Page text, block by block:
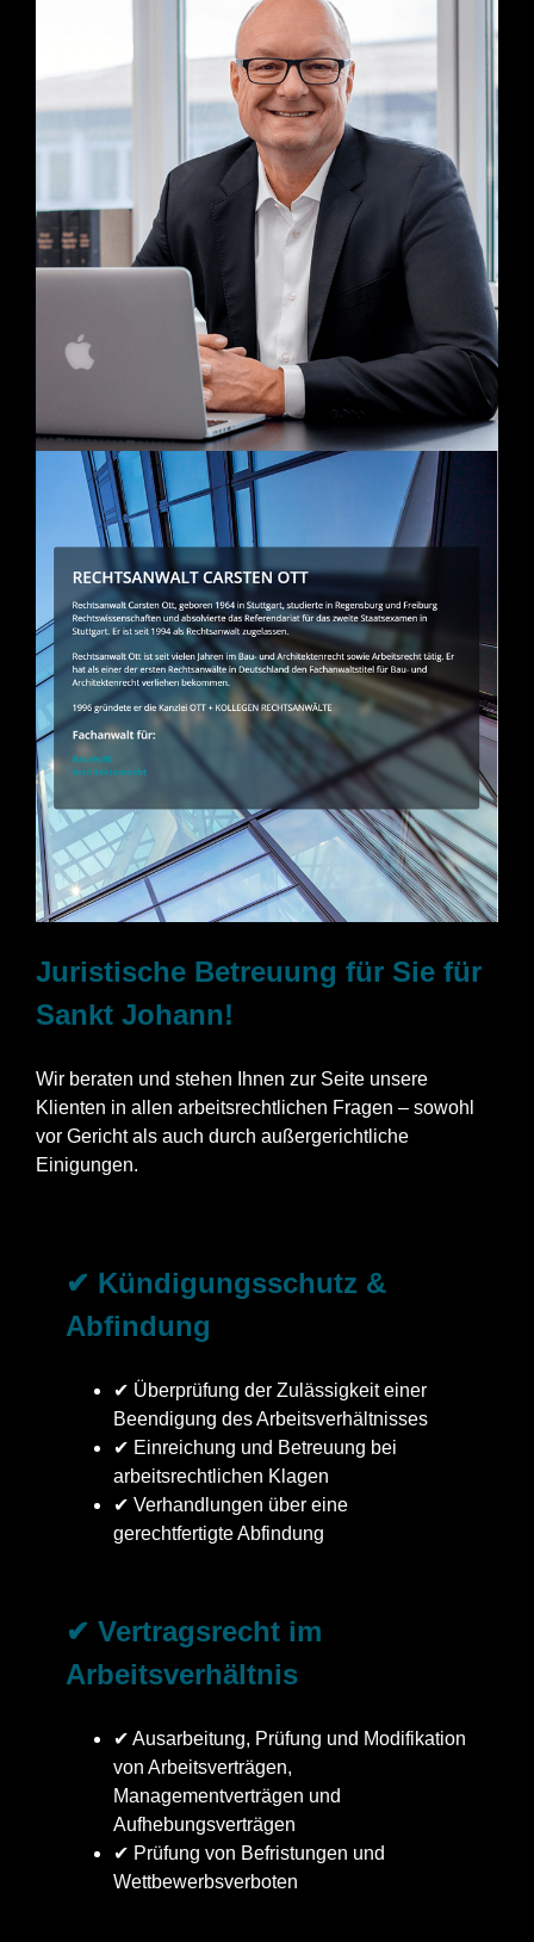
Juristische Betreuung für Sie für
Sankt Johann!
Wir beraten und stehen Ihnen zur Seite unsere
Klienten in allen arbeitsrechtlichen Fragen – sowohl
vor Gericht als auch durch außergerichtliche
Einigungen.
✔ Kündigungsschutz &
Abfindung
✔ Überprüfung der Zulässigkeit einer
Beendigung des Arbeitsverhältnisses
✔ Einreichung und Betreuung bei
arbeitsrechtlichen Klagen
✔ Verhandlungen über eine
gerechtfertigte Abfindung
✔ Vertragsrecht im
Arbeitsverhältnis
✔ Ausarbeitung, Prüfung und Modifikation
von Arbeitsverträgen,
Managementverträgen und
Aufhebungsverträgen
✔ Prüfung von Befristungen und
Wettbewerbsverboten